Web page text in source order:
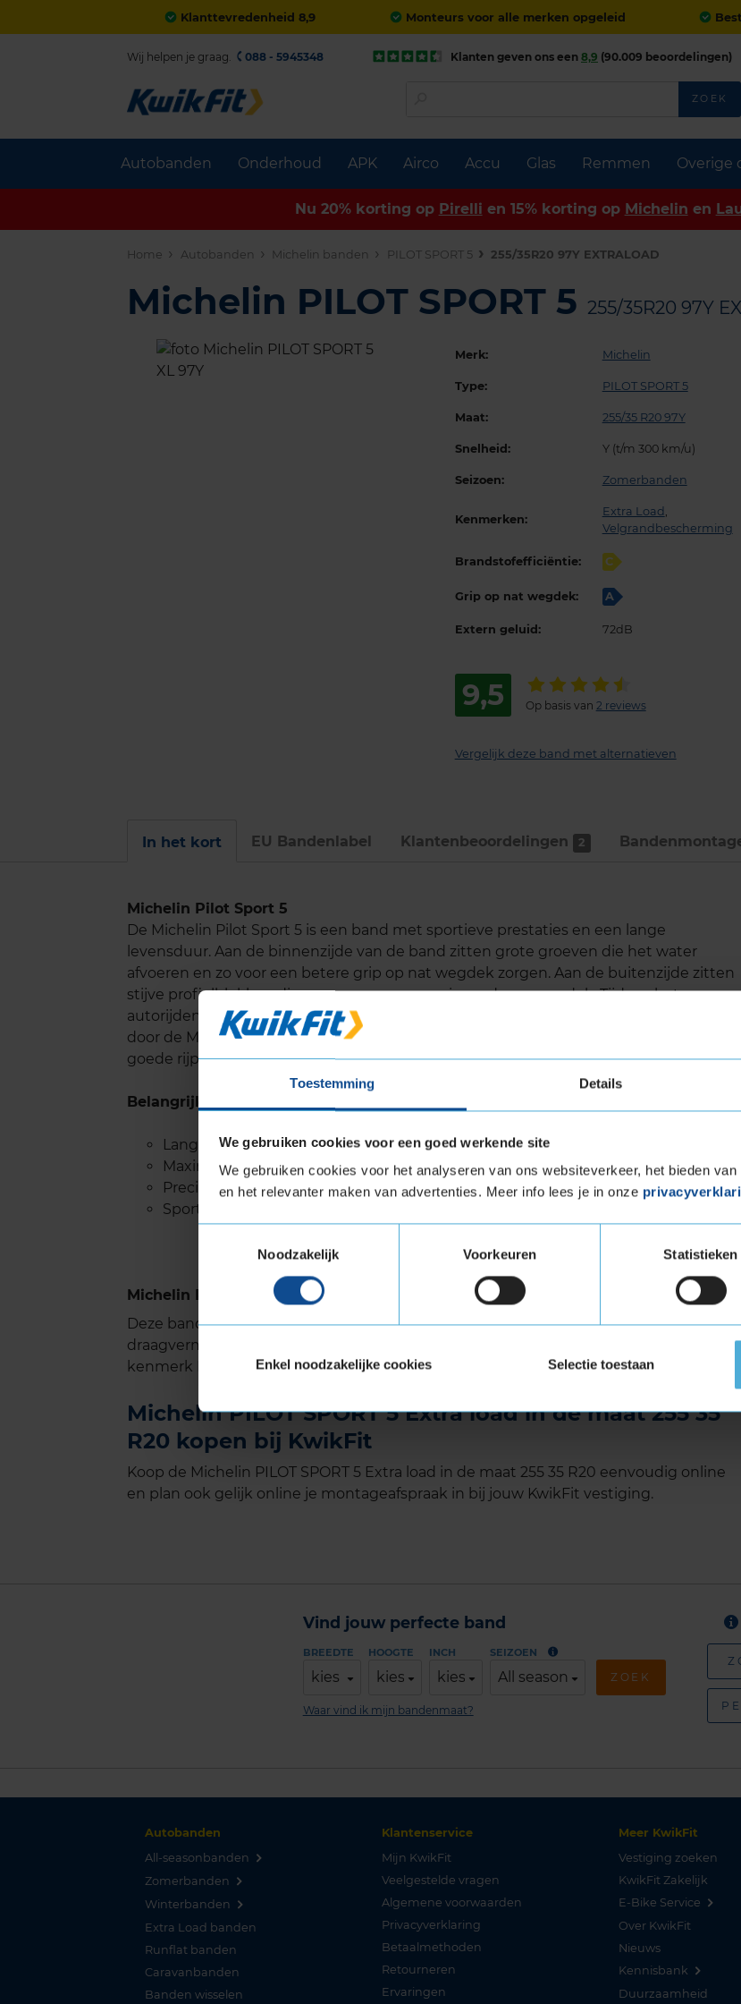
Toestemming Details
We gebruiken cookies voor een goed werkende site
We gebruiken cookies voor het analyseren van ons websiteverkeer, het bieden
en het relevanter maken van advertenties. Meer info lees je in onze
Noodzakelijk
Voorkeuren Statistieken
Enkel noodzakelijke cookies Selectie toestaan
Klanttevredenheid 8,9 Monteurs voor alle merken opgeleid
Autobanden Onderhoud APK Airco Accu Glas Remmen Overige
Wij helpen je graag. 088 - 5945348 Klanten geven ons een 8,9 (90.009 beoordelingen)
ZOEK
Nu 20% korting op Pirelli en 15% korting op Michelin en
Home Autobanden Michelin banden PILOT SPORT 5 255/35R20 97Y EXTRALOAD
Michelin PILOT SPORT 5 255/35R20 97Y
Merk: Michelin
Type: PILOT SPORT 5
Maat: 255/35 R20 97Y
Snelheid: Y (t/m 300 km/u)
Seizoen: Zomerbanden
Kenmerken:
Extra Load ,
Velgrandbescherming
Brandstofefficiëntie: C
Grip op nat wegdek: A
Extern geluid: 72dB
9,5 Op basis van 2 reviews
Vergelijk deze band met alternatieven
In het kort EU Bandenlabel Klantenbeoordelingen 2
Michelin Pilot Sport 5
De Michelin Pilot Sport 5 is een band met sportieve prestaties en een lange
levensduur. Aan de binnenzijde van de band zitten grote groeven die het water
afvoeren en zo voor een betere grip op nat wegdek zorgen. Aan de buitenzijde zitten
stijve profielblokken die zorgen voor meer grip op droog wegdek. Tijdens het
autorijden ervaar je een optimaal reactievermogen van je stuurbewegingen. Dit komt
door de Michelin Dynamic Response Technologie die is ontworpen om een zeer
goede rijprecisie te leveren.
Belangrijke eigenschappen
Lange levensduur
Maximale grip op nat en droog wegdek
Precies stuurgedrag
Sportieve band
Michelin PILOT SPORT 5 met Extra Load (verstevigde band)
Deze band is ook geschikt voor voertuigen die banden met een hoger
draagvermogen nodig hebben. Verstevigde banden zijn te herkennen aan het
kenmerk Extra Load.
Michelin PILOT SPORT 5 Extra load in de maat 255 35
R20 kopen bij KwikFit
Koop de Michelin PILOT SPORT 5 Extra load in de maat 255 35 R20 eenvoudig online
en plan ook gelijk online je montageafspraak in bij jouw KwikFit vestiging.
Vind jouw perfecte band
BREEDTE
kies
HOOGTE
kies
INCH
kies
SEIZOEN
All season ZOEK
Waar vind ik mijn bandenmaat?
Autobanden
All-seasonbanden
Zomerbanden
Winterbanden
Extra Load banden
Runflat banden
Caravanbanden
Banden wisselen
Klantenservice
Mijn KwikFit
Veelgestelde vragen
Algemene voorwaarden
Privacyverklaring
Betaalmethoden
Retourneren
Ervaringen
Meer KwikFit
Vestiging zoeken
KwikFit Zakelijk
E-Bike Service
Over KwikFit
Nieuws
Kennisbank
Duurzaamheid